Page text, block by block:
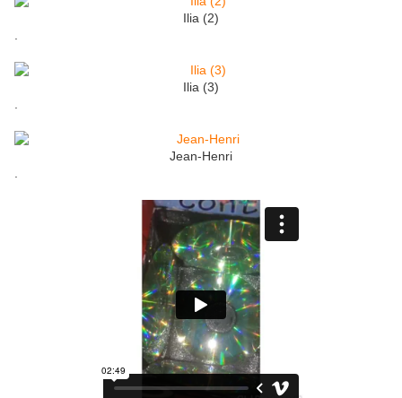
Ilia (2)
Ilia (3)
Jean-Henri